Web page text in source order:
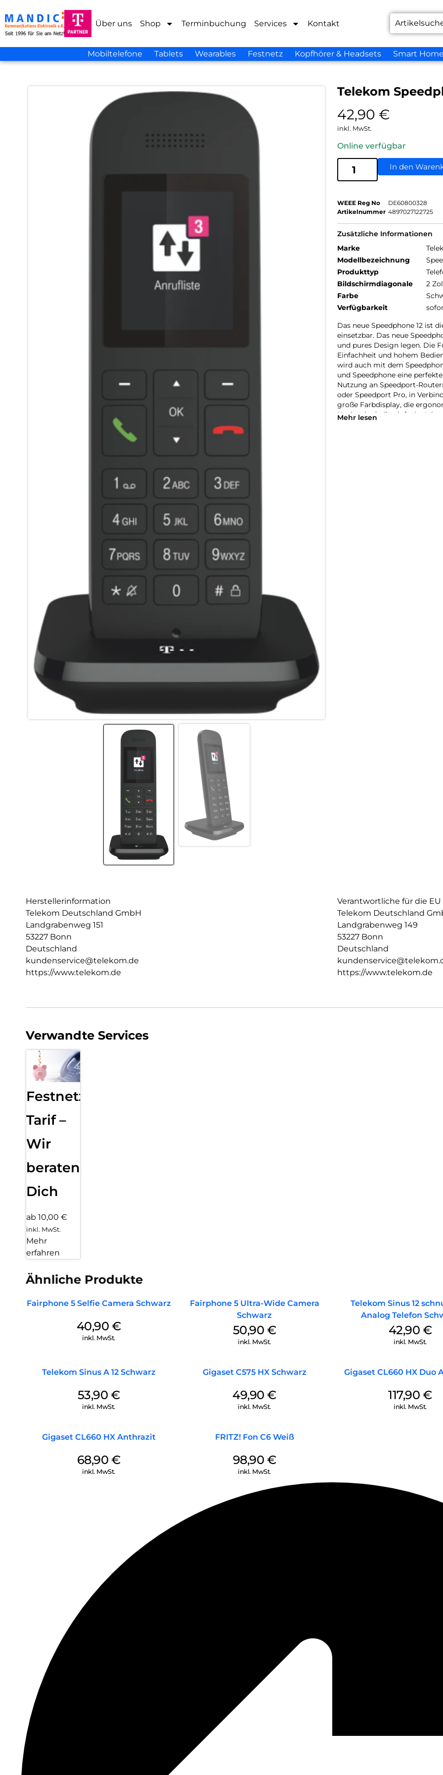
Über uns Shop Terminbuchung Services Kontakt
Mobiltelefone Tablets Wearables Festnetz Kopfhörer & Headsets Smart Home
Telekom
42,90 €
inkl. MwSt.
Online verfügbar
In den
WEEE Reg No
DE60800328
Artikelnummer 4897027122725
Zusätzliche Informationen
Marke
Modellbezeichnung
Produkttyp
Bildschirmdiagonale
2
Farbe
Verfügbarkeit
Das neue Speedphone 12 ist
einsetzbar. Das neue
und pures Design legen. Die
Einfachheit und hohem
wird auch mit dem
und Speedphone eine
Nutzung an Speedport-
oder Speedport Pro, in
große Farbdisplay, die
Navigation), die einfache
Mehr lesen
Herstellerinformation
Telekom Deutschland GmbH
Landgrabenweg 151
53227 Bonn
Deutschland
kundenservice@telekom.de
https://www.telekom.de
Verantwortliche für die EU
Telekom Deutschland
Landgrabenweg 149
53227 Bonn
Deutschland
https://www.telekom.de
Verwandte Services
Festnetz
Tarif –
Wir
beraten
Dich
ab 10,00 €
inkl. MwSt.
Mehr
erfahren
Ähnliche Produkte
Fairphone 5 Selfie Camera Schwarz
40,90 €
inkl. MwSt.
Fairphone 5 Ultra-Wide Camera
Schwarz
50,90 €
inkl. MwSt.
Telekom Sinus 12
Analog Telefon
42,90 €
inkl. MwSt.
Telekom Sinus A 12 Schwarz
53,90 €
inkl. MwSt.
Gigaset C575 HX Schwarz
49,90€
inkl. MwSt.
Gigaset CL660 HX Duo
117,90€
inkl. MwSt.
Gigaset CL660 HX Anthrazit
68,90 €
inkl. MwSt.
FRITZ! Fon C6 Weiß
98,90 €
inkl. MwSt.